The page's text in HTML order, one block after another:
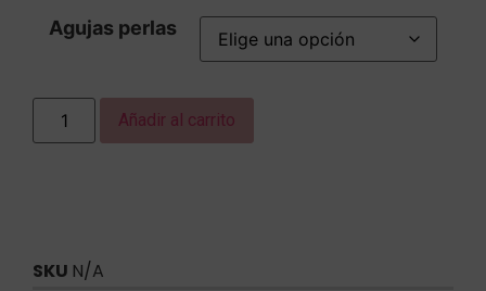
Agujas perlas
Añadir al carrito
SKU N/A